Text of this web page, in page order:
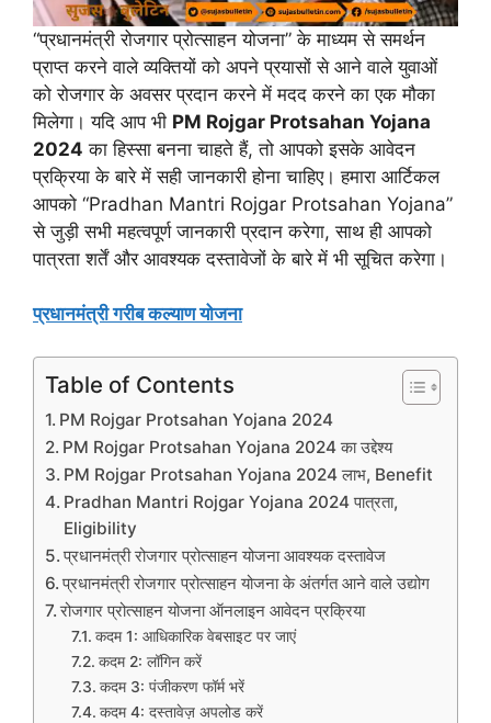
“प्रधानमंत्री रोजगार प्रोत्साहन योजना” के माध्यम से समर्थन
प्राप्त करने वाले व्यक्तियों को अपने प्रयासों से आने वाले युवाओं
को रोजगार के अवसर प्रदान करने में मदद करने का एक मौका
मिलेगा। यदि आप भी PM Rojgar Protsahan Yojana
2024 का हिस्सा बनना चाहते हैं, तो आपको इसके आवेदन
प्रक्रिया के बारे में सही जानकारी होना चाहिए। हमारा आर्टिकल
आपको “Pradhan Mantri Rojgar Protsahan Yojana”
से जुड़ी सभी महत्वपूर्ण जानकारी प्रदान करेगा, साथ ही आपको
पात्रता शर्तें और आवश्यक दस्तावेजों के बारे में भी सूचित करेगा।
प्रधानमंत्री गरीब कल्याण योजना
Table of Contents
PM Rojgar Protsahan Yojana 2024
PM Rojgar Protsahan Yojana 2024 का उद्देश्य
PM Rojgar Protsahan Yojana 2024 लाभ, Benefit
Pradhan Mantri Rojgar Yojana 2024 पात्रता,
Eligibility
प्रधानमंत्री रोजगार प्रोत्साहन योजना आवश्यक दस्तावेज
प्रधानमंत्री रोजगार प्रोत्साहन योजना के अंतर्गत आने वाले उद्योग
रोजगार प्रोत्साहन योजना ऑनलाइन आवेदन प्रक्रिया
कदम 1: आधिकारिक वेबसाइट पर जाएं
कदम 2: लॉगिन करें
कदम 3: पंजीकरण फॉर्म भरें
कदम 4: दस्तावेज़ अपलोड करें